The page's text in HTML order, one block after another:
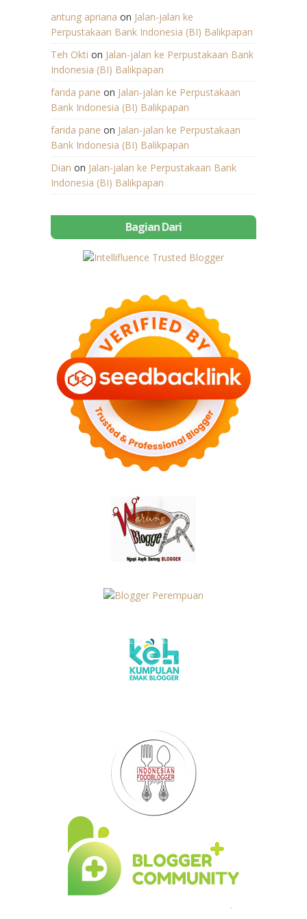
antung apriana on Jalan-jalan ke
Perpustakaan Bank Indonesia (BI) Balikpapan
Teh Okti on Jalan-jalan ke Perpustakaan Bank
Indonesia (BI) Balikpapan
farida pane on Jalan-jalan ke Perpustakaan
Bank Indonesia (BI) Balikpapan
farida pane on Jalan-jalan ke Perpustakaan
Bank Indonesia (BI) Balikpapan
Dian on Jalan-jalan ke Perpustakaan Bank
Indonesia (BI) Balikpapan
Bagian Dari